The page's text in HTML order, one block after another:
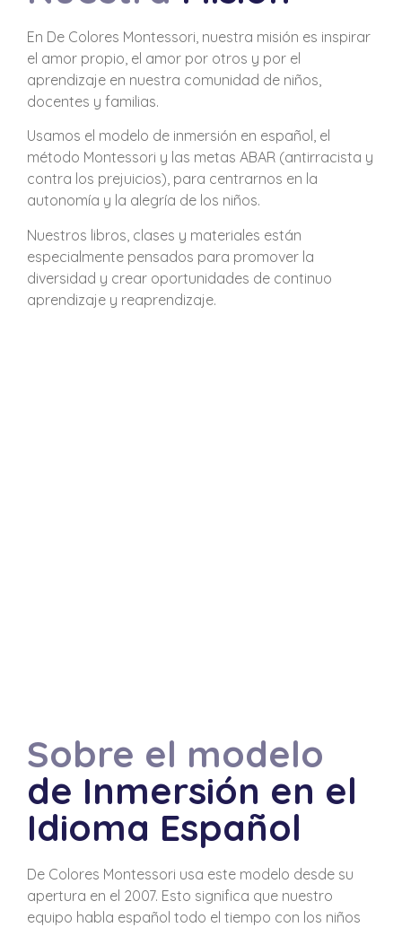
En De Colores Montessori, nuestra misión es inspirar
el amor propio, el amor por otros y por el
aprendizaje en nuestra comunidad de niños,
docentes y familias.
Usamos el modelo de inmersión en español, el
método Montessori y las metas ABAR (antirracista y
contra los prejuicios), para centrarnos en la
autonomía y la alegría de los niños.
Nuestros libros, clases y materiales están
especialmente pensados para promover la
diversidad y crear oportunidades de continuo
aprendizaje y reaprendizaje.
Sobre el modelo
de Inmersión en el
Idioma Español
De Colores Montessori usa este modelo desde su
apertura en el 2007. Esto significa que nuestro
equipo habla español todo el tiempo con los niños